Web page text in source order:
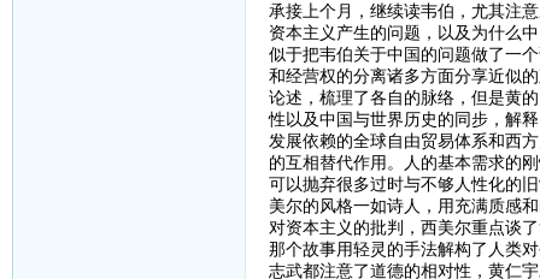
承接上个月，继续读韦伯，尤其注
资本主义产生的问题，以及为什么
似于把韦伯关于中国的问题做了一
和经营权的分离诸多方面分享近似
论述，梳理了各自的脉络，但是黄
性以及中国与世界历史的同步，解
发展依赖的全球自由贸易体系和西
的互相替代作用。人的基本需求的
可以抛弃很多过时与不够人性化的
美尔的风格一如诗人，用充满质感
对资本主义的批判，西美尔重点谈
那个故事用轻灵的手法解构了人类
志武都注意了道德的相对性，黄仁